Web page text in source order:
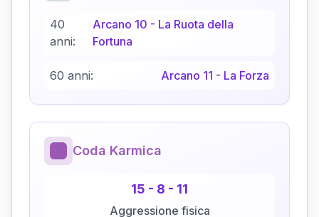
40
anni:
Arcano 10 - La Ruota della
Fortuna
60 anni: Arcano 11 - La Forza
Coda Karmica
15 - 8 - 11
Aggressione fisica